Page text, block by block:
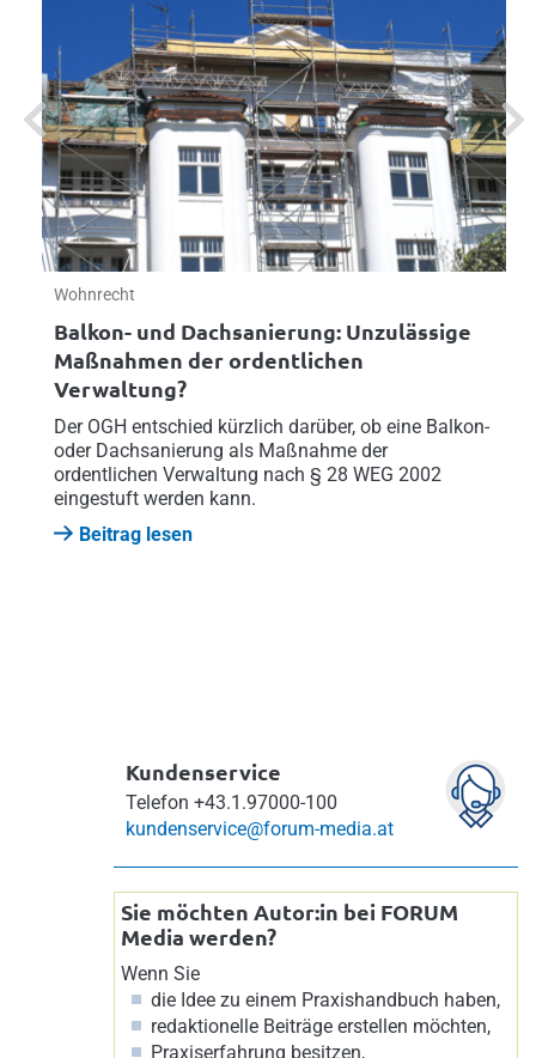
Previous Next
Wohnrecht
Balkon- und Dachsanierung: Unzulässige
Maßnahmen der ordentlichen
Verwaltung?
Der OGH entschied kürzlich darüber, ob eine Balkon-
oder Dachsanierung als Maßnahme der
ordentlichen Verwaltung nach § 28 WEG 2002
eingestuft werden kann.
Beitrag lesen
Kundenservice
Telefon +43.1.97000-100
kundenservice@forum-media.at
Sie möchten Autor:in bei FORUM
Media werden?
Wenn Sie
die Idee zu einem Praxishandbuch haben,
redaktionelle Beiträge erstellen möchten,
Praxiserfahrung besitzen,